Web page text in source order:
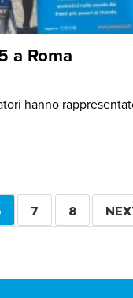
a Roma
hanno
PAGINA
7 PAGINA
8